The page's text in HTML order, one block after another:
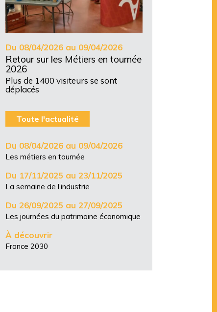
Du 08/04/2026 au 09/04/2026
Retour sur les Métiers en tournée
2026
Plus de 1400 visiteurs se sont
déplacés
Toute l'actualité
Du 08/04/2026 au 09/04/2026
Les métiers en tournée
Du 17/11/2025 au 23/11/2025
La semaine de l’industrie
Du 26/09/2025 au 27/09/2025
Les journées du patrimoine économique
À découvrir
France 2030